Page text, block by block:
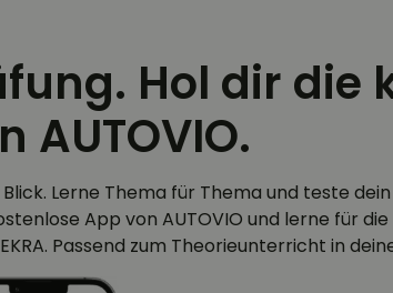
Hol dir die
AUTOVIO.
Lerne Thema für Thema und teste
App von AUTOVIO und lerne für die
Passend zum Theorieunterricht in